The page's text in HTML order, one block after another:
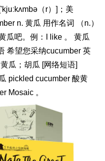
（r）]；美
n. 黄瓜 用作名词 （n.）
瓜吧。例：I like 。 黄瓜
希望您采纳cucumber 英
瓜；胡瓜 [网络短语]
pickled cucumber 酸黄
Mosaic 。